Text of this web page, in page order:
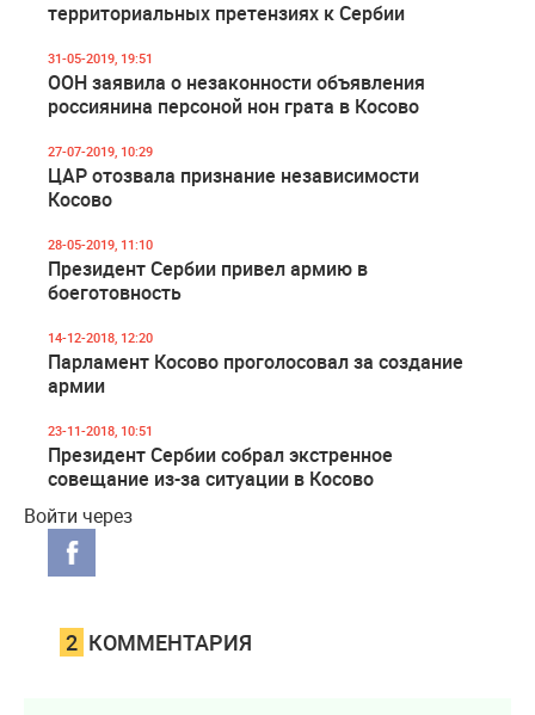
территориальных претензиях к Сербии
31-05-2019, 19:51
ООН заявила о незаконности объявления
россиянина персоной нон грата в Косово
27-07-2019, 10:29
ЦАР отозвала признание независимости
Косово
28-05-2019, 11:10
Президент Сербии привел армию в
боеготовность
14-12-2018, 12:20
Парламент Косово проголосовал за создание
армии
23-11-2018, 10:51
Президент Сербии собрал экстренное
совещание из-за ситуации в Косово
Войти через
2 КОММЕНТАРИЯ